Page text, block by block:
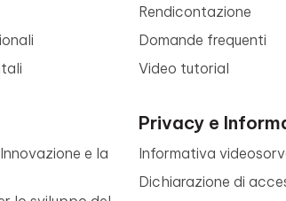
e la
Rendicontazione
Domande frequenti
Video tutorial
Privacy e
Informativa
Dichiarazione di